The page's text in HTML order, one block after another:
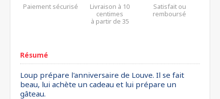
Paiement sécurisé
Livraison à 10
centimes
à partir de 35
Satisfait ou
remboursé
Résumé
Loup prépare l'anniversaire de Louve. Il se fait
beau, lui achète un cadeau et lui prépare un
gâteau.